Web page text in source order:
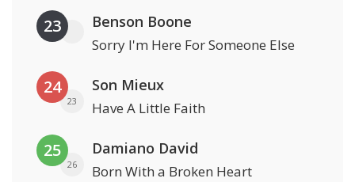
23 Benson Boone
Sorry I'm Here For Someone Else
24
23
Son Mieux
Have A Little Faith
25
26
Damiano David
Born With a Broken Heart